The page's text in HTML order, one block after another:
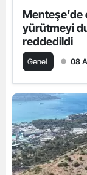
Menteşe’de
yürütmeyi
reddedildi
Genel 08